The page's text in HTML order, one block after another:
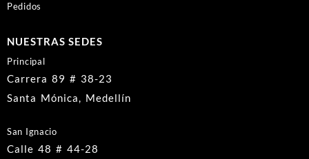
Pedidos
NUESTRAS SEDES
Principal
Carrera 89 # 38-23
Santa Mónica, Medellín
San Ignacio
Calle 48 # 44-28